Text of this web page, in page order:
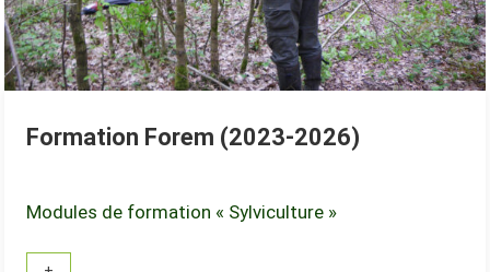
Formation Forem (2023-2026)
Modules de formation « Sylviculture »